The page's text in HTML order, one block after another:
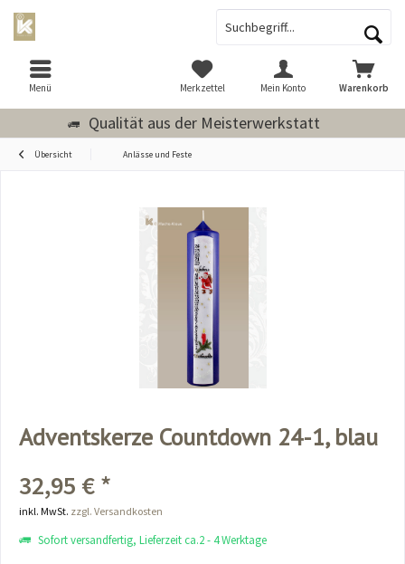
Qualität aus der Meisterwerkstatt
Menü Warenkorb
Merkzettel Mein Konto
Übersicht Anlässe und Feste
Adventskerze Countdown 24-1, blau
32,95 € *
inkl. MwSt. zzgl. Versandkosten
Sofort versandfertig, Lieferzeit ca.2 - 4 Werktage